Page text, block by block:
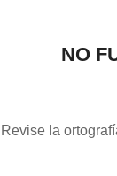
NO
Revise la